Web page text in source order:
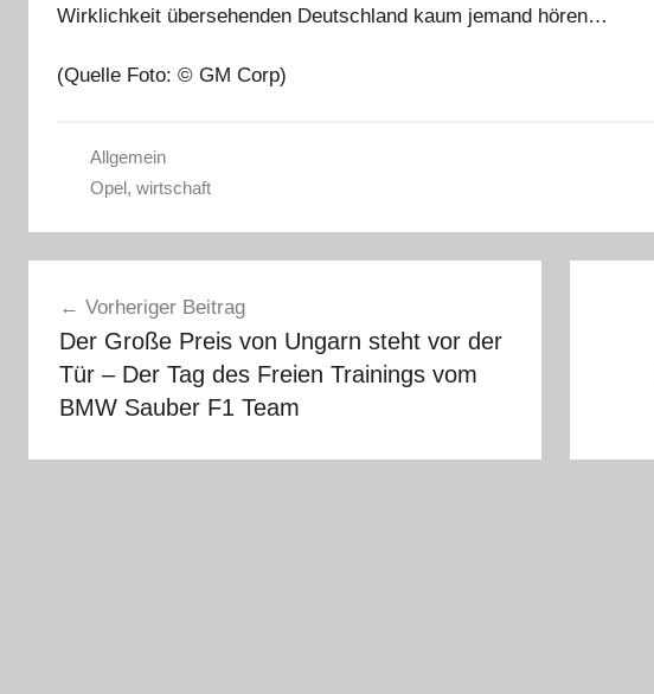
Wirklichkeit übersehenden Deutschland kaum jemand hören…
(Quelle Foto: © GM Corp)
Allgemein
Opel, wirtschaft
Vorheriger Beitrag
Der Große Preis von Ungarn steht vor der
Tür – Der Tag des Freien Trainings vom
BMW Sauber F1 Team